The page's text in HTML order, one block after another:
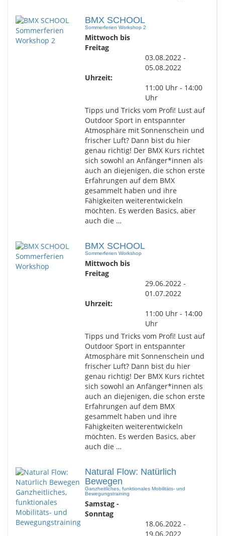
BMX SCHOOL
Sommerferien Workshop 2
Mittwoch bis
Freitag
03.08.2022 -
05.08.2022
Uhrzeit:
11:00 Uhr - 14:00
Uhr
Tipps und Tricks vom Profi! Lust auf
Outdoor Sport in entspannter
Atmosphäre mit Sonnenschein und
frischer Luft? Dann bist du hier
genau richtig! Der BMX Kurs richtet
sich sowohl an Anfänger*innen als
auch an diejenigen, die schon erste
Erfahrungen auf dem BMX
gesammelt haben und ihre
Fähigkeiten weiterentwickeln
möchten. Es werden Basics, aber
auch die …
BMX SCHOOL
Sommerferien Workshop
Mittwoch bis
Freitag
29.06.2022 -
01.07.2022
Uhrzeit:
11:00 Uhr - 14:00
Uhr
Tipps und Tricks vom Profi! Lust auf
Outdoor Sport in entspannter
Atmosphäre mit Sonnenschein und
frischer Luft? Dann bist du hier
genau richtig! Der BMX Kurs richtet
sich sowohl an Anfänger*innen als
auch an diejenigen, die schon erste
Erfahrungen auf dem BMX
gesammelt haben und ihre
Fähigkeiten weiterentwickeln
möchten. Es werden Basics, aber
auch die …
Natural Flow: Natürlich
Bewegen
Ganzheitliches, funktionales Mobilitäts- und
Bewegungstraining
Samstag -
Sonntag
18.06.2022 -
19.06.2022